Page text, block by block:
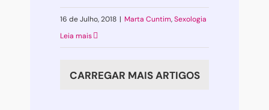
16 de Julho, 2018 | Marta Cuntim,Sexologia
Leia mais
CARREGAR MAIS ARTIGOS